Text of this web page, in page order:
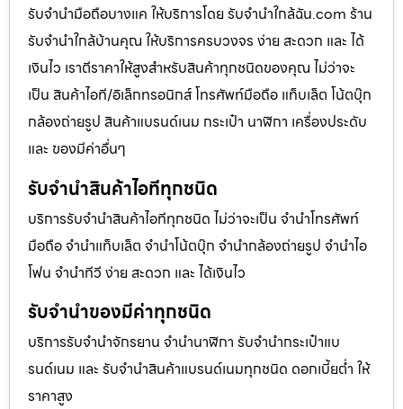
รับจำนำมือถือบางแค ให้บริการโดย รับจํานําใกล้ฉัน.com ร้าน
รับจำนำใกล้บ้านคุณ ให้บริการครบวงจร ง่าย สะดวก และ ได้
เงินไว เราตีราคาให้สูงสำหรับสินค้าทุกชนิดของคุณ ไม่ว่าจะ
เป็น สินค้าไอที/อิเล็กทรอนิกส์ โทรศัพท์มือถือ แท็บเล็ต โน้ตบุ๊ก
กล้องถ่ายรูป สินค้าแบรนด์เนม กระเป๋า นาฬิกา เครื่องประดับ
และ ของมีค่าอื่นๆ
รับจำนำสินค้าไอทีทุกชนิด
บริการรับจำนำสินค้าไอทีทุกชนิด ไม่ว่าจะเป็น จำนำโทรศัพท์
มือถือ จำนำแท็บเล็ต จำนำโน้ตบุ๊ก จำนำกล้องถ่ายรูป จำนำไอ
โฟน จำนำทีวี ง่าย สะดวก และ ได้เงินไว
รับจำนำของมีค่าทุกชนิด
บริการรับจำนำจักรยาน จำนำนาฬิกา รับจำนำกระเป๋าแบ
รนด์เนม และ รับจำนำสินค้าแบรนด์เนมทุกชนิด ดอกเบี้ยต่ำ ให้
ราคาสูง